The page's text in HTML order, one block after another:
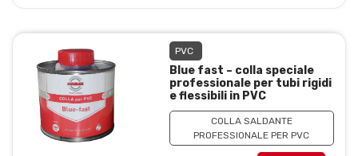
PVC
Blue fast – colla speciale
professionale per tubi rigidi
e flessibili in PVC
COLLA SALDANTE
PROFESSIONALE PER PVC